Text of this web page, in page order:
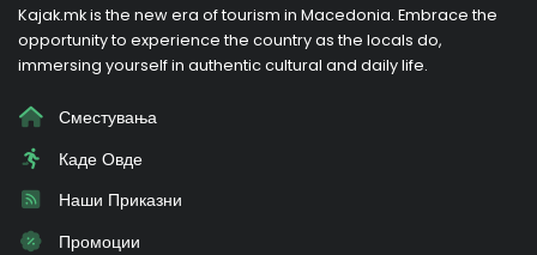
Kajak.mk is the new era of tourism in Macedonia. Embrace the
opportunity to experience the country as the locals do,
immersing yourself in authentic cultural and daily life.
Сместувања
Каде Овде
Наши Приказни
Промоции